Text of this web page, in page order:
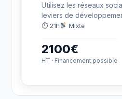
Utilisez les réseaux
leviers de
construisez une
⏱ 21h Mixte
2100€
HT · Financement possible